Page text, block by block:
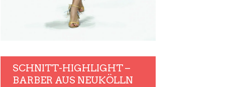
SCHNITT-HIGHLIGHT –
BARBER AUS NEUKÖLLN